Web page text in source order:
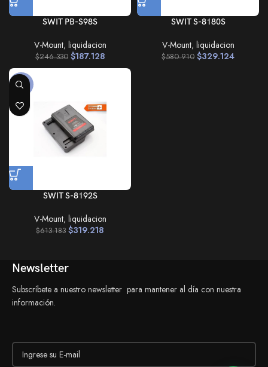
SWIT PB-S98S
V-Mount, liquidacion
$246.330 $187.128
SWIT S-8180S
V-Mount, liquidacion
$580.910 $329.124
-48%
SWIT S-8192S
V-Mount, liquidacion
$613.183 $319.218
Newsletter
Subscríbete a nuestro newsletter para mantener al día con nuestra
información.